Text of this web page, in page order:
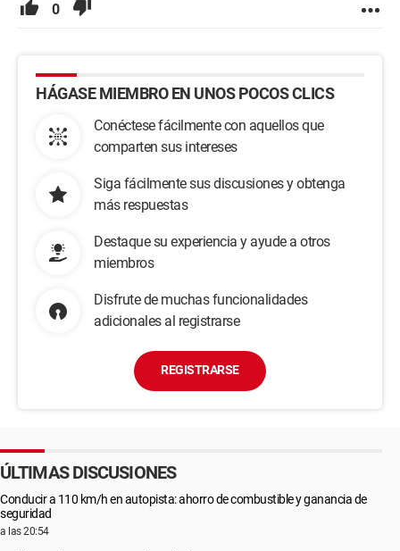
0
HÁGASE MIEMBRO EN UNOS POCOS CLICS
Conéctese fácilmente con aquellos que
comparten sus intereses
Siga fácilmente sus discusiones y obtenga
más respuestas
Destaque su experiencia y ayude a otros
miembros
Disfrute de muchas funcionalidades
adicionales al registrarse
REGISTRARSE
ÚLTIMAS DISCUSIONES
Conducir a 110 km/h en autopista: ahorro de combustible y ganancia de
seguridad
a las 20:54